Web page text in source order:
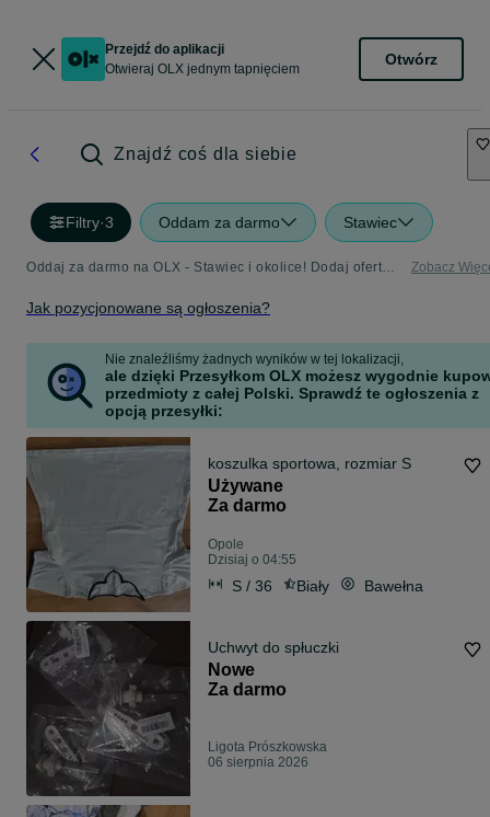
Przejdź do aplikacji
Otwieraj OLX jednym tapnięciem
Otwórz
Znajdź coś dla siebie
Filtry·3 Oddam za darmo Stawiec
Oddaj za darmo na OLX - Stawiec i okolice! Dodaj ofertę w kategorii Oddam za Darmo Zobacz
Jak pozycjonowane są ogłoszenia?
Nie znaleźliśmy żadnych wyników w tej lokalizacji,
ale dzięki Przesyłkom OLX możesz wygodnie
przedmioty z całej Polski. Sprawdź te ogłoszenia z
opcją przesyłki:
koszulka sportowa, rozmiar S
Używane
Za darmo
Opole
Dzisiaj o 04:55
S / 36 Biały Bawełna
Uchwyt do spłuczki
Nowe
Za darmo
Ligota Prószkowska
06 sierpnia 2026